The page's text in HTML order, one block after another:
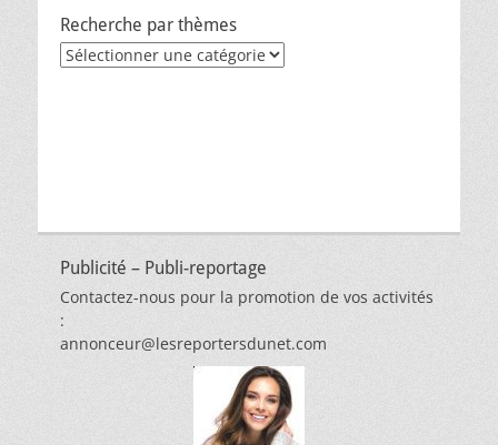
Recherche par thèmes
Recherche
Publicité – Publi-reportage
Contactez-nous pour la promotion de vos activités
:
annonceur@lesreportersdunet.com